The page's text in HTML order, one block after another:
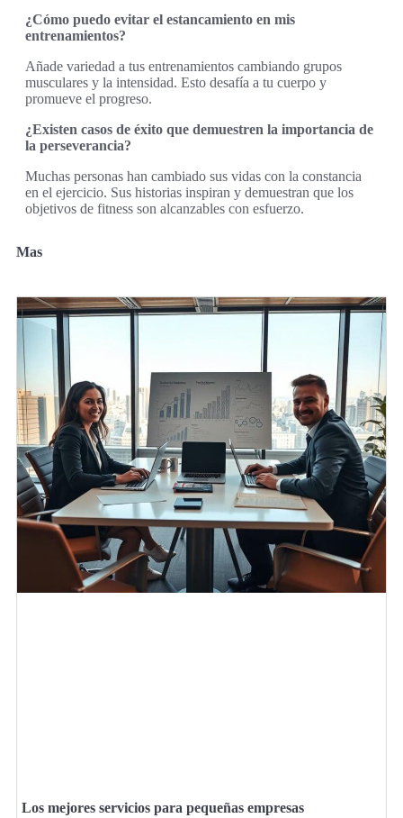
¿Cómo puedo evitar el estancamiento en mis
entrenamientos?
Añade variedad a tus entrenamientos cambiando grupos
musculares y la intensidad. Esto desafía a tu cuerpo y
promueve el progreso.
¿Existen casos de éxito que demuestren la importancia de
la perseverancia?
Muchas personas han cambiado sus vidas con la constancia
en el ejercicio. Sus historias inspiran y demuestran que los
objetivos de fitness son alcanzables con esfuerzo.
Mas
Los mejores servicios para pequeñas empresas